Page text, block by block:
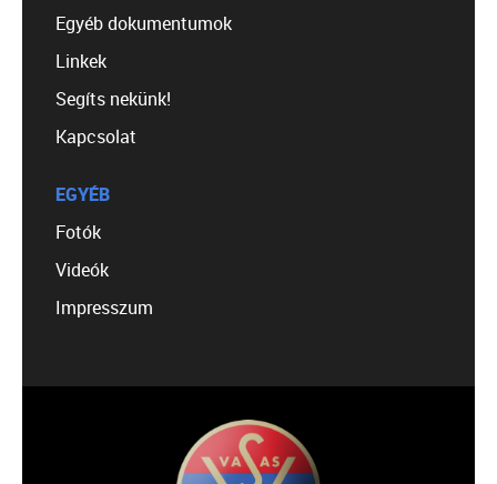
Egyéb dokumentumok
Linkek
Segíts nekünk!
Kapcsolat
EGYÉB
Fotók
Videók
Impresszum